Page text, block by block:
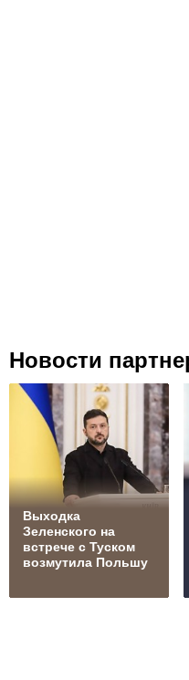
Новости
Выходка
Зеленского на
встрече с Туском
возмутила Польшу